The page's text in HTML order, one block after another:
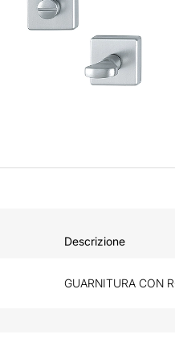
Descrizione
GUARNITURA CON